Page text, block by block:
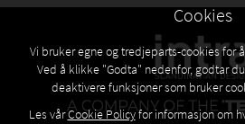
Cookies
Vi bruker egne og tredjeparts-cookies for
Ved å klikke "Godta" nedenfor, godtar
deaktivere funksjoner som bruker
Les vårCookie Policyfor informasjon om